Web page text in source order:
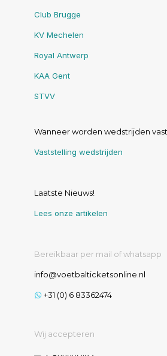
Club Brugge
KV Mechelen
Royal Antwerp
KAA Gent
STVV
Wanneer worden wedstrijden
Vaststelling wedstrijden
Laatste Nieuws!
Lees onze artikelen
Bereikbaar per mail of whatsapp
info@voetbalticketsonline.nl
+31 (0) 6 83362474
Wij accepteren